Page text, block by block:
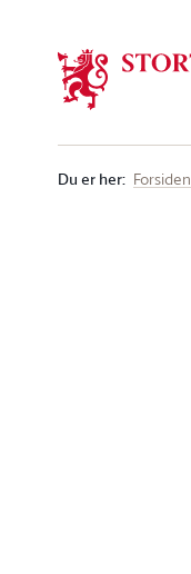
Du er her: Forsiden